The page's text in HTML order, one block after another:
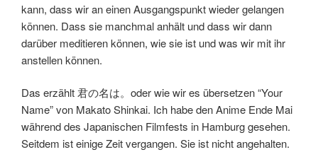
kann, dass wir an einen Ausgangspunkt wieder gelangen
können. Dass sie manchmal anhält und dass wir dann
darüber meditieren können, wie sie ist und was wir mit ihr
anstellen können.
Das erzählt 君の名は。oder wie wir es übersetzen “Your
Name” von Makato Shinkai. Ich habe den Anime Ende Mai
während des Japanischen Filmfests in Hamburg gesehen.
Seitdem ist einige Zeit vergangen. Sie ist nicht angehalten.